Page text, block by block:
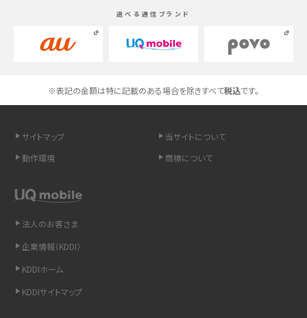
高校生にスマホ制限は必要？所持率やメリット・デメリットを詳しく紹介
スマホのネット通信速度が遅い原因は？すぐできる対処法や見直すポイントを解
iCloudの使用容量を減らす9つの方法！使用状況の確認手順も紹介
選べる通信ブランド
※表記の金額は特に記載のある場合を除きすべて税込です。
サイトマップ
当サイトについて
動作環境
商標について
法人のお客さま
企業情報（KDDI）
KDDIホーム
KDDIサイトマップ